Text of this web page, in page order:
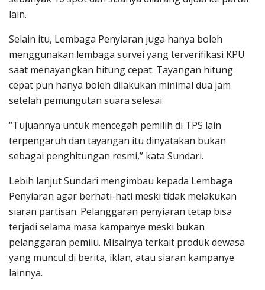
lain.
Selain itu, Lembaga Penyiaran juga hanya boleh
menggunakan lembaga survei yang terverifikasi KPU
saat menayangkan hitung cepat. Tayangan hitung
cepat pun hanya boleh dilakukan minimal dua jam
setelah pemungutan suara selesai.
“Tujuannya untuk mencegah pemilih di TPS lain
terpengaruh dan tayangan itu dinyatakan bukan
sebagai penghitungan resmi,” kata Sundari.
Lebih lanjut Sundari mengimbau kepada Lembaga
Penyiaran agar berhati-hati meski tidak melakukan
siaran partisan. Pelanggaran penyiaran tetap bisa
terjadi selama masa kampanye meski bukan
pelanggaran pemilu. Misalnya terkait produk dewasa
yang muncul di berita, iklan, atau siaran kampanye
lainnya.